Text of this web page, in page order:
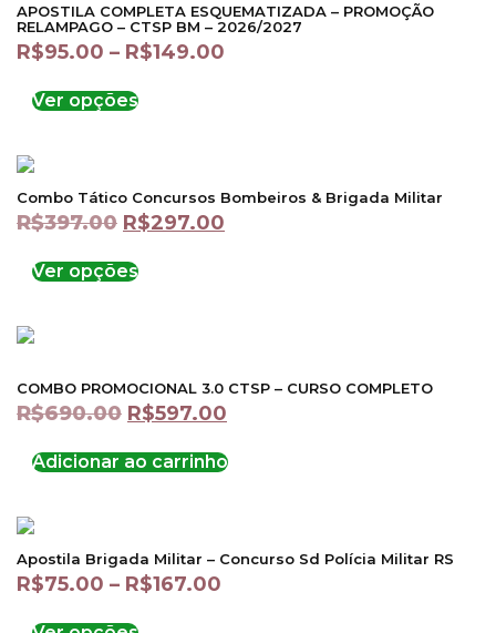
APOSTILA COMPLETA ESQUEMATIZADA – PROMOÇÃO
RELAMPAGO – CTSP BM – 2026/2027
R$95.00 – R$149.00
Ver opções
Combo Tático Concursos Bombeiros & Brigada Militar
R$397.00 R$297.00
Ver opções
COMBO PROMOCIONAL 3.0 CTSP – CURSO COMPLETO
R$690.00 R$597.00
Adicionar ao carrinho
Apostila Brigada Militar – Concurso Sd Polícia Militar RS
R$75.00 – R$167.00